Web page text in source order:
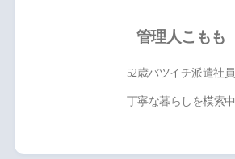
管理人こもも
52歳バツイチ派遣社員
丁寧な暮らしを模索中